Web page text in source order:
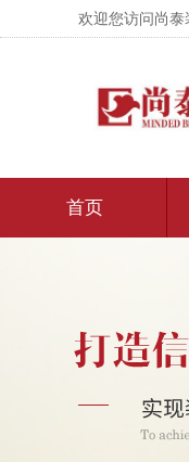
欢迎您访问尚泰
首页